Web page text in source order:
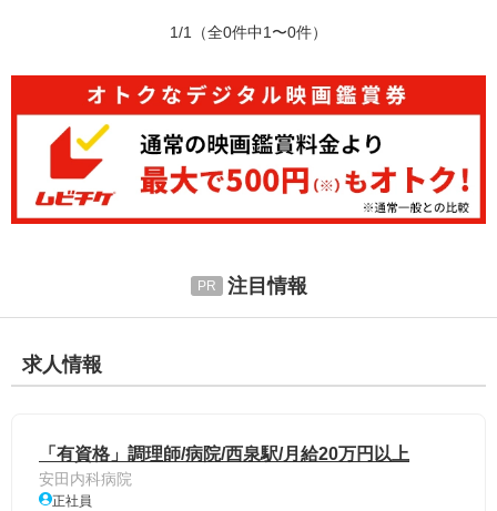
1/1 （全0件中1〜0件）
注目情報
求人情報
「有資格」調理師/病院/西泉駅/月給20万円以上
安田内科病院
正社員